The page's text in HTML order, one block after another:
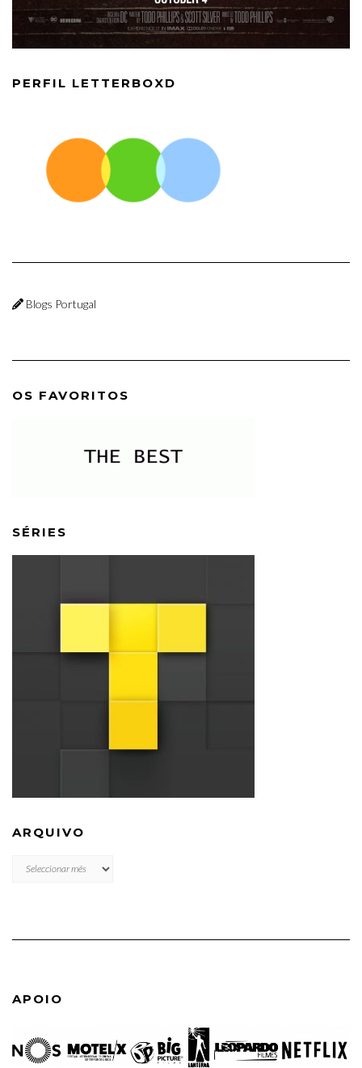
PERFIL LETTERBOXD
Blogs Portugal
OS FAVORITOS
SÉRIES
ARQUIVO
ARQUIVO
APOIO